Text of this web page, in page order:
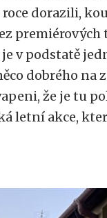
dorazili,
premiérových
v podstatě
dobrého na
že je tu
letní akce,